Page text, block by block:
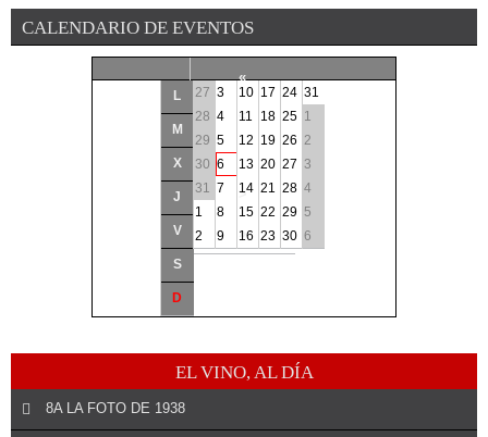
CALENDARIO DE EVENTOS
«
<
Agosto 2026
>
»
L
M
X
J
V
S
D
27
28
29
30
31
1
2
3
4
5
6
7
8
9
10
11
12
13
14
15
16
17
18
19
20
21
22
23
24
25
26
27
28
29
30
31
1
2
3
4
5
6
EL VINO, AL DÍA
8A LA FOTO DE 1938